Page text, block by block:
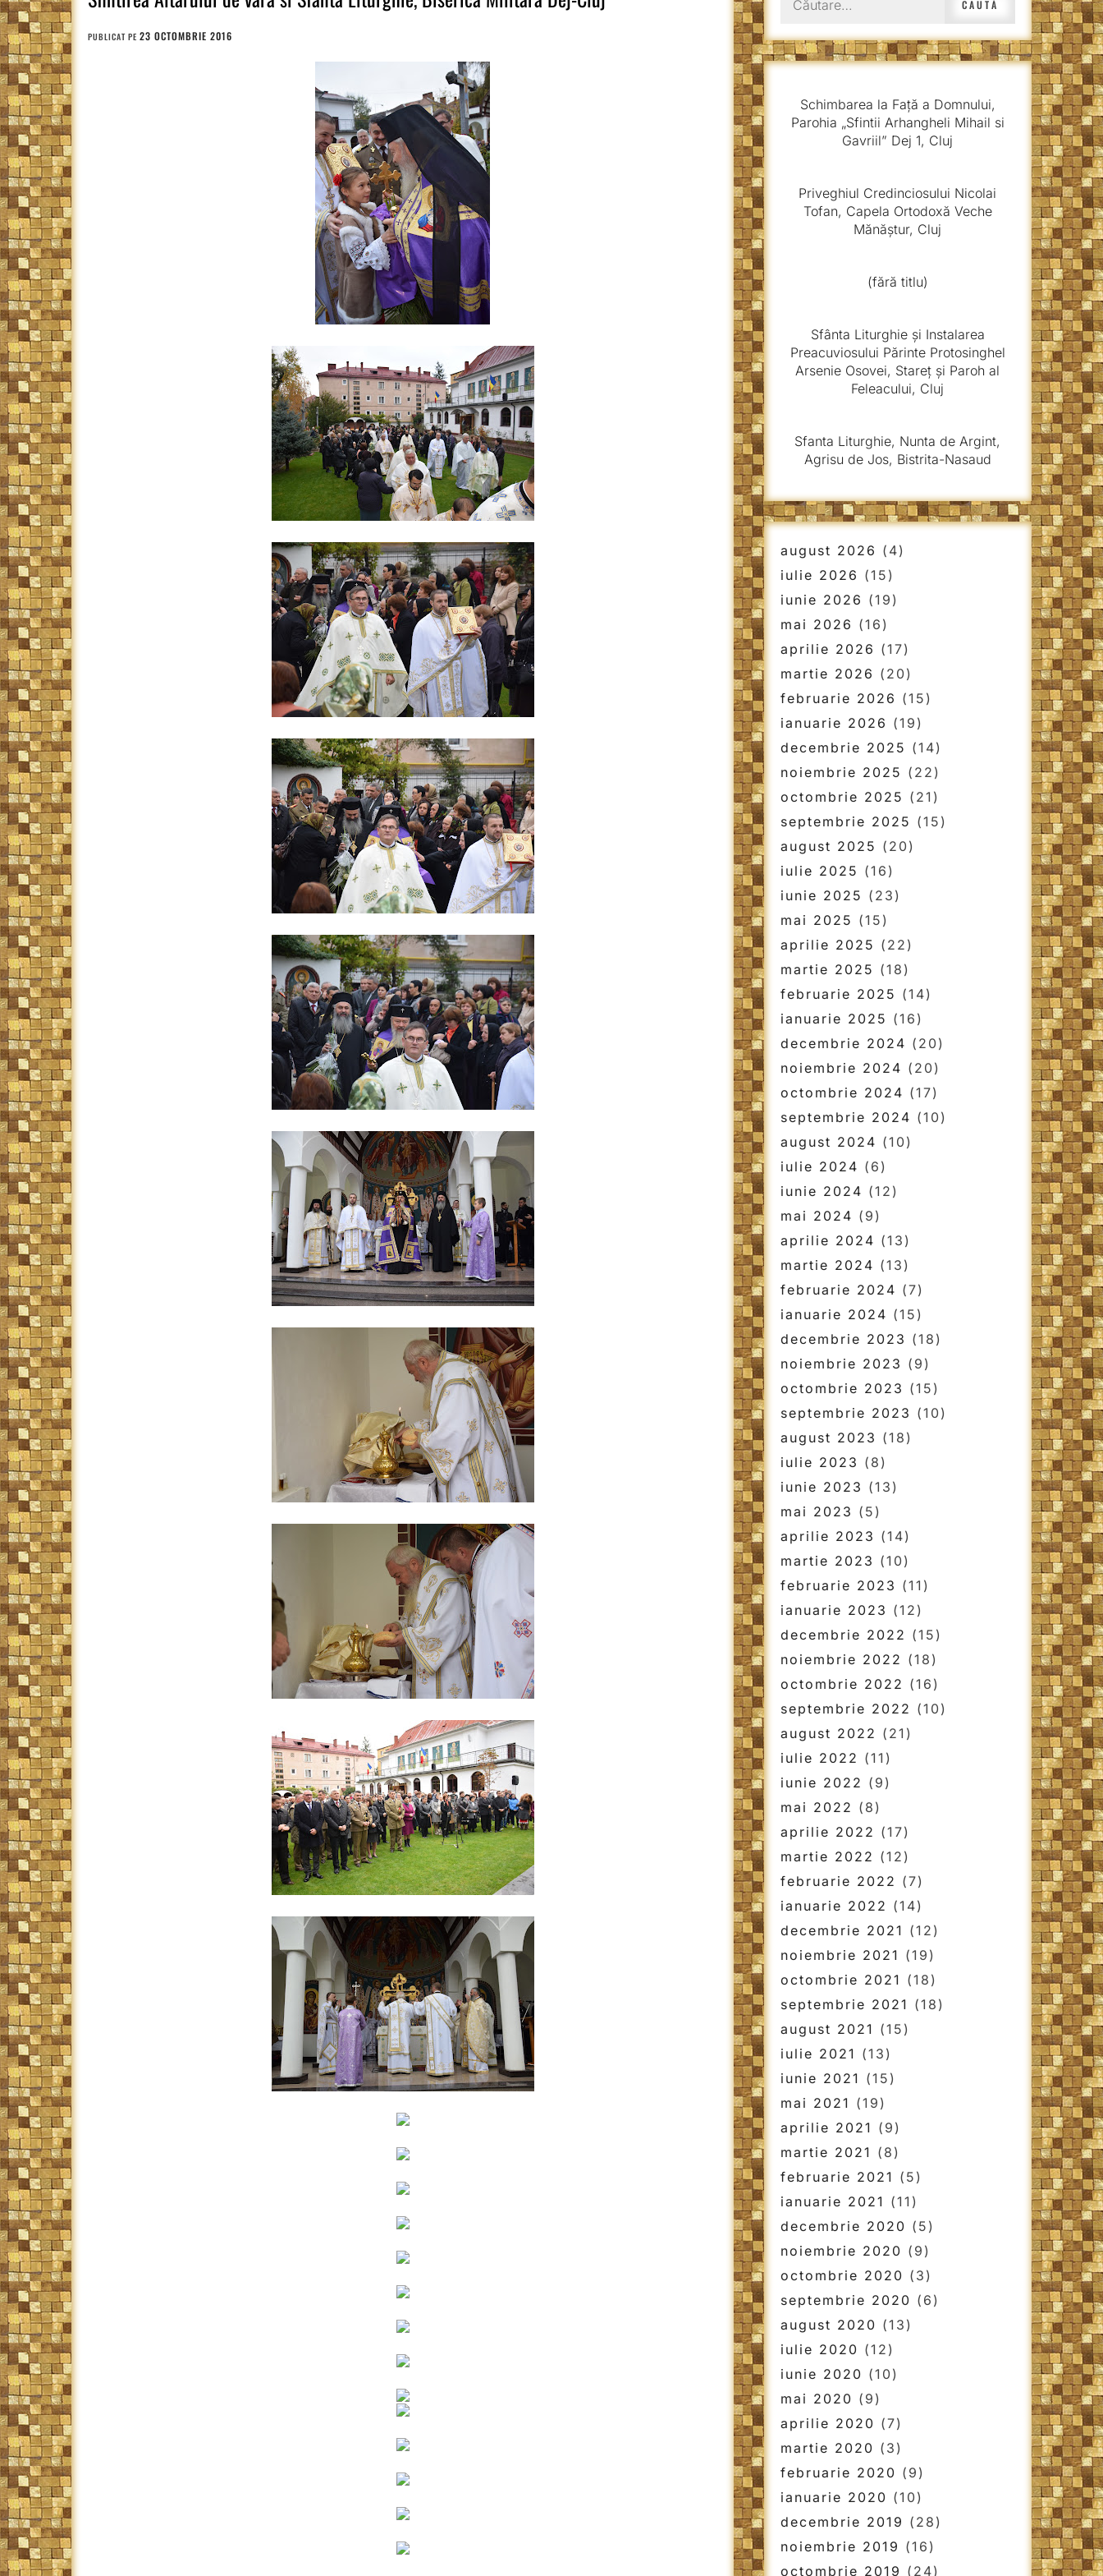
PUBLICAT PE 23 OCTOMBRIE 2016
după:
Schimbarea la Față a Domnului,
Parohia „Sfintii Arhangheli Mihail si
Gavriil” Dej 1, Cluj
Priveghiul Credinciosului Nicolai
Tofan, Capela Ortodoxă Veche
Mănăștur, Cluj
(fără titlu)
Sfânta Liturghie și Instalarea
Preacuviosului Părinte Protosinghel
Arsenie Osovei, Stareț și Paroh al
Feleacului, Cluj
Sfanta Liturghie, Nunta de Argint,
Agrisu de Jos, Bistrita-Nasaud
august 2026 (4)
iulie 2026 (15)
iunie 2026 (19)
mai 2026 (16)
aprilie 2026 (17)
martie 2026 (20)
februarie 2026 (15)
ianuarie 2026 (19)
decembrie 2025 (14)
noiembrie 2025 (22)
octombrie 2025 (21)
septembrie 2025 (15)
august 2025 (20)
iulie 2025 (16)
iunie 2025 (23)
mai 2025 (15)
aprilie 2025 (22)
martie 2025 (18)
februarie 2025 (14)
ianuarie 2025 (16)
decembrie 2024 (20)
noiembrie 2024 (20)
octombrie 2024 (17)
septembrie 2024 (10)
august 2024 (10)
iulie 2024 (6)
iunie 2024 (12)
mai 2024 (9)
aprilie 2024 (13)
martie 2024 (13)
februarie 2024 (7)
ianuarie 2024 (15)
decembrie 2023 (18)
noiembrie 2023 (9)
octombrie 2023 (15)
septembrie 2023 (10)
august 2023 (18)
iulie 2023 (8)
iunie 2023 (13)
mai 2023 (5)
aprilie 2023 (14)
martie 2023 (10)
februarie 2023 (11)
ianuarie 2023 (12)
decembrie 2022 (15)
noiembrie 2022 (18)
octombrie 2022 (16)
septembrie 2022 (10)
august 2022 (21)
iulie 2022 (11)
iunie 2022 (9)
mai 2022 (8)
aprilie 2022 (17)
martie 2022 (12)
februarie 2022 (7)
ianuarie 2022 (14)
decembrie 2021 (12)
noiembrie 2021 (19)
octombrie 2021 (18)
septembrie 2021 (18)
august 2021 (15)
iulie 2021 (13)
iunie 2021 (15)
mai 2021 (19)
aprilie 2021 (9)
martie 2021 (8)
februarie 2021 (5)
ianuarie 2021 (11)
decembrie 2020 (5)
noiembrie 2020 (9)
octombrie 2020 (3)
septembrie 2020 (6)
august 2020 (13)
iulie 2020 (12)
iunie 2020 (10)
mai 2020 (9)
aprilie 2020 (7)
martie 2020 (3)
februarie 2020 (9)
ianuarie 2020 (10)
decembrie 2019 (28)
noiembrie 2019 (16)
octombrie 2019 (24)